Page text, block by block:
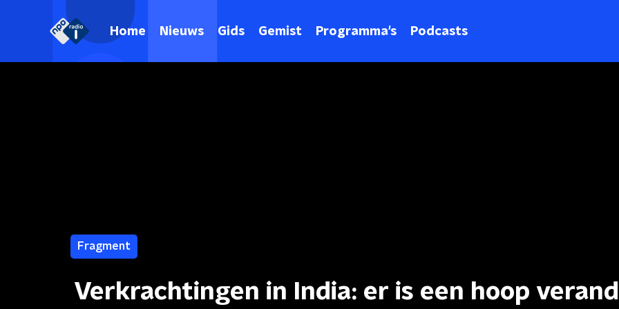
Home Nieuws Gids Gemist Programma's Podcasts
Fragment
Verkrachtingen in India: er is een hoop